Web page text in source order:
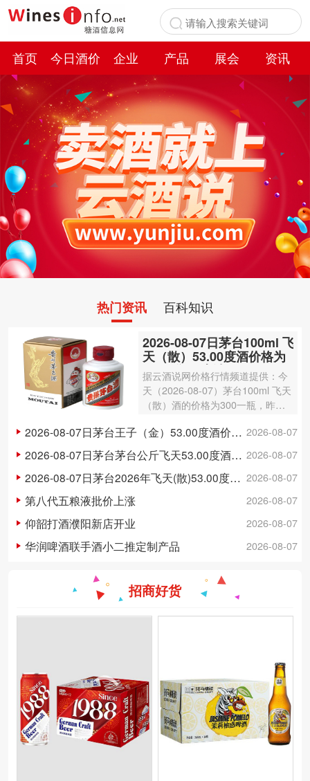
首页 今日酒价 企业 产品 展会
资讯
百科
热门资讯 百科知识
2026-08-07日茅台100ml 飞
天（散）53.00度酒价格为
300一瓶，上涨 3元
据云酒说网价格行情频道提供：今
天（2026-08-07）茅台100ml 飞天
（散）酒的价格为300一瓶，昨日
00ml 飞天（散）酒容量为100ml，
酒精度数为53.00度。茅台酒除了年
份因素之外…
2026-08-07
2026-08-07日茅台王子（金）53.00度酒价格为148一瓶，下跌 5元
2026-08-07
2026-08-07日茅台茅台公斤飞天53.00度酒价格为3,250一瓶，下跌 20元
2026-08-07
2026-08-07日茅台2026年飞天(散)53.00度酒价格为1,700一瓶，上涨 5元
2026-08-07
第八代五粮液批价上涨
2026-08-07
仰韶打酒濮阳新店开业
2026-08-07
华润啤酒联手酒小二推定制产品
招商好货